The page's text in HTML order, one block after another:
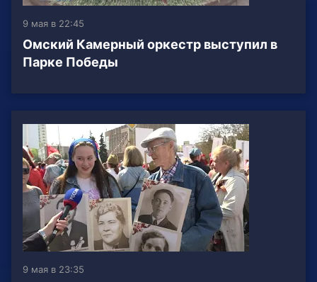
9 мая в 22:45
Омский Камерный оркестр выступил в
Парке Победы
9 мая в 23:35